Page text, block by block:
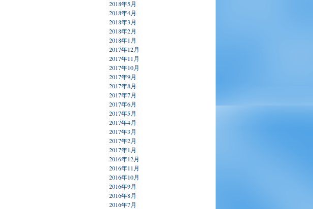
2018年5月
2018年4月
2018年3月
2018年2月
2018年1月
2017年12月
2017年11月
2017年10月
2017年9月
2017年8月
2017年7月
2017年6月
2017年5月
2017年4月
2017年3月
2017年2月
2017年1月
2016年12月
2016年11月
2016年10月
2016年9月
2016年8月
2016年7月